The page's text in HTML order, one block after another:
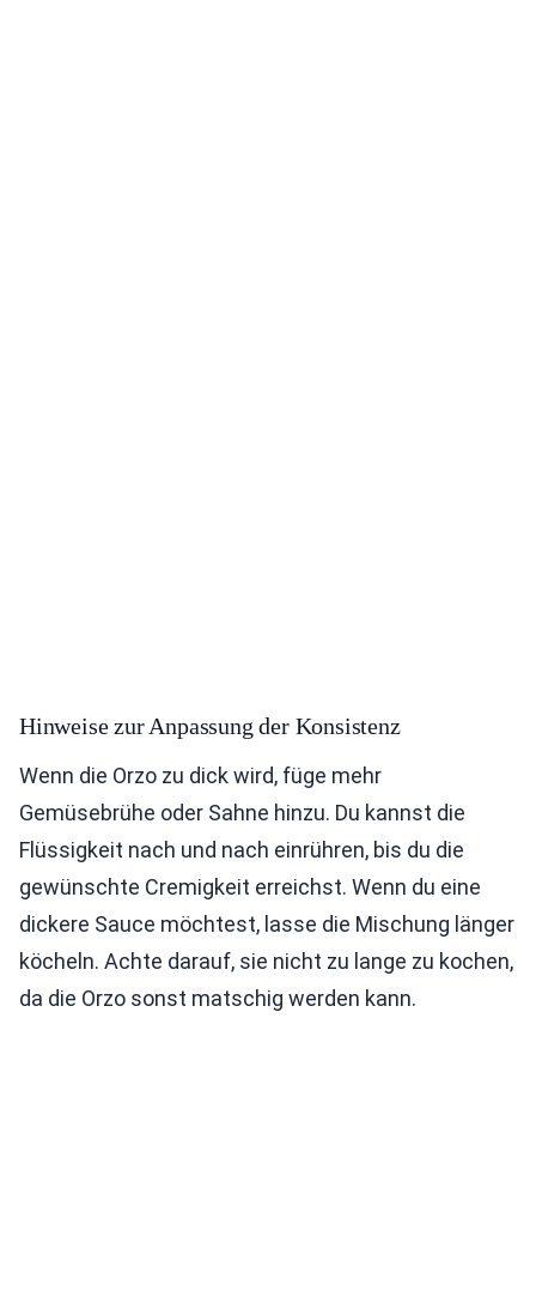
Hinweise zur Anpassung der Konsistenz
Wenn die Orzo zu dick wird, füge mehr
Gemüsebrühe oder Sahne hinzu. Du kannst die
Flüssigkeit nach und nach einrühren, bis du die
gewünschte Cremigkeit erreichst. Wenn du eine
dickere Sauce möchtest, lasse die Mischung länger
köcheln. Achte darauf, sie nicht zu lange zu kochen,
da die Orzo sonst matschig werden kann.